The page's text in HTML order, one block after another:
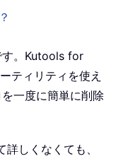
す。Kutools for
ティリティを使え
一度に簡単に削除
しくなくても、